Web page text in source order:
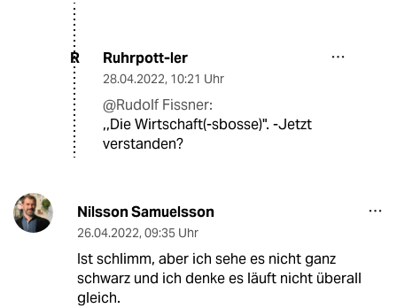
R Ruhrpott-ler
28.04.2022, 10:21 Uhr
@Rudolf Fissner:
,,Die Wirtschaft(-sbosse)". -Jetzt
verstanden?
Nilsson Samuelsson
26.04.2022, 09:35 Uhr
Ist schlimm, aber ich sehe es nicht ganz
schwarz und ich denke es läuft nicht überall
gleich.